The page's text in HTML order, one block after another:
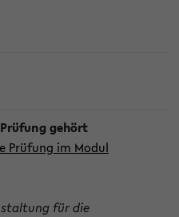
Prüfung im Modul
für die